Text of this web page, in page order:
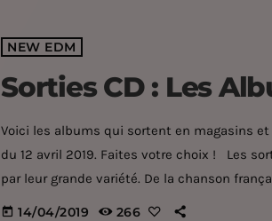
NEW EDM
Sorties CD : Les
Voici les albums qui sortent en magasins
du 12 avril 2019. Faites votre choix ! Les
par leur grande variété. De la chanson
(Najoua Belyzel, Bilal Hassani, Shy’m, M.
today 14/04/2019 266